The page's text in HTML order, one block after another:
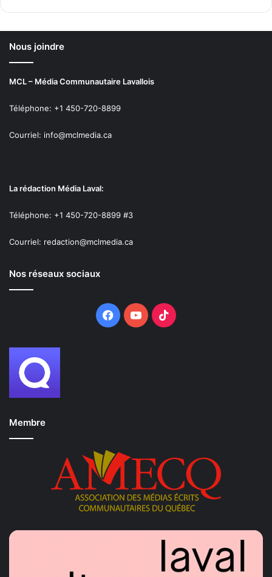
Nous joindre
MCL – Média Communautaire Lavallois
Téléphone: +1 450-720-8899
Courriel: info@mclmedia.ca
La rédaction Média Laval:
Téléphone: +1 450-720-8899 #3
Courriel: redaction@mclmedia.ca
Nos réseaux sociaux
Facebook
YouTubeTikTok
Membre